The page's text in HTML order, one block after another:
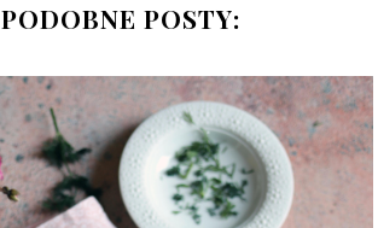
PODOBNE POSTY: